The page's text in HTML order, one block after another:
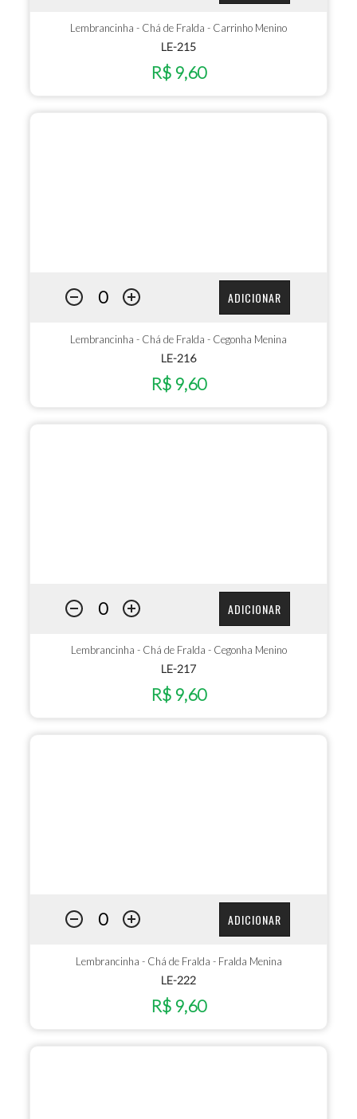
Lembrancinha - Chá de Fralda - Carrinho Menino
LE-215
R$ 9,60
ADICIONAR
Lembrancinha - Chá de Fralda - Cegonha Menina
LE-216
R$ 9,60
ADICIONAR
Lembrancinha - Chá de Fralda - Cegonha Menino
LE-217
R$ 9,60
ADICIONAR
Lembrancinha - Chá de Fralda - Fralda Menina
LE-222
R$ 9,60